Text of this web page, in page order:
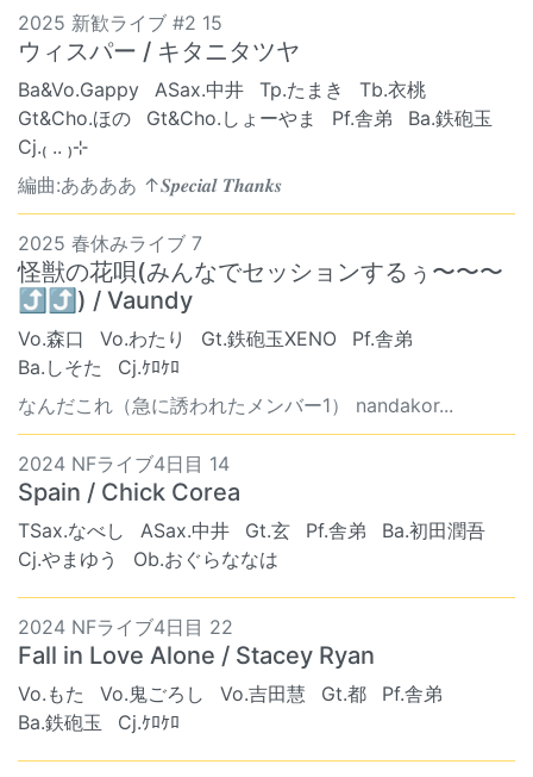
2025 新歓ライブ #2 15
ウィスパー / キタニタツヤ
Ba&Vo.Gappy ASax.中井 Tp.たまき
Tb.衣桃
Gt&Cho.ほの
Gt&Cho.しょーやま Pf.舎弟
Ba.鉄砲玉
Cj.₍ .. ₎⊹
編曲:ああああ ↑𝑺𝒑𝒆𝒄𝒊𝒂𝒍 𝑻𝒉𝒂𝒏𝒌𝒔
2025 春休みライブ 7
怪獣の花唄(みんなでセッションするぅ〜〜〜
⤴︎⤴︎) / Vaundy
Vo.森口 Vo.わたり Gt.鉄砲玉XENO
Pf.舎弟
Ba.しそた
Cj.ｹﾛｹﾛ
なんだこれ（急に誘われたメンバー1） nandakor...
2024 NFライブ4日目 14
Spain / Chick Corea
TSax.なべし ASax.中井 Gt.玄 Pf.舎弟
Ba.初田潤吾
Cj.やまゆう
Ob.おぐらななは
2024 NFライブ4日目 22
Fall in Love Alone / Stacey Ryan
Vo.もた Vo.鬼ごろし Vo.吉田慧 Gt.都
Pf.舎弟
Ba.鉄砲玉
Cj.ｹﾛｹﾛ